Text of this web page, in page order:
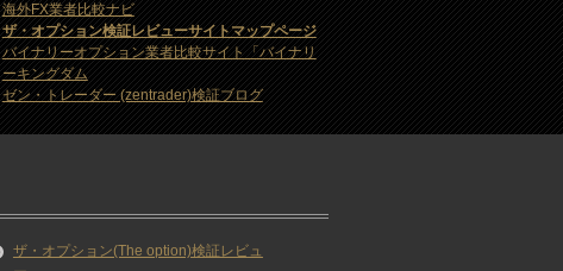
海外FX業者比較ナビ
ザ・オプション検証レビューサイトマップページ
バイナリーオプション業者比較サイト「バイナリ
ーキングダム
ゼン・トレーダー (zentrader)検証ブログ
ザ・オプション(The option)検証レビュ